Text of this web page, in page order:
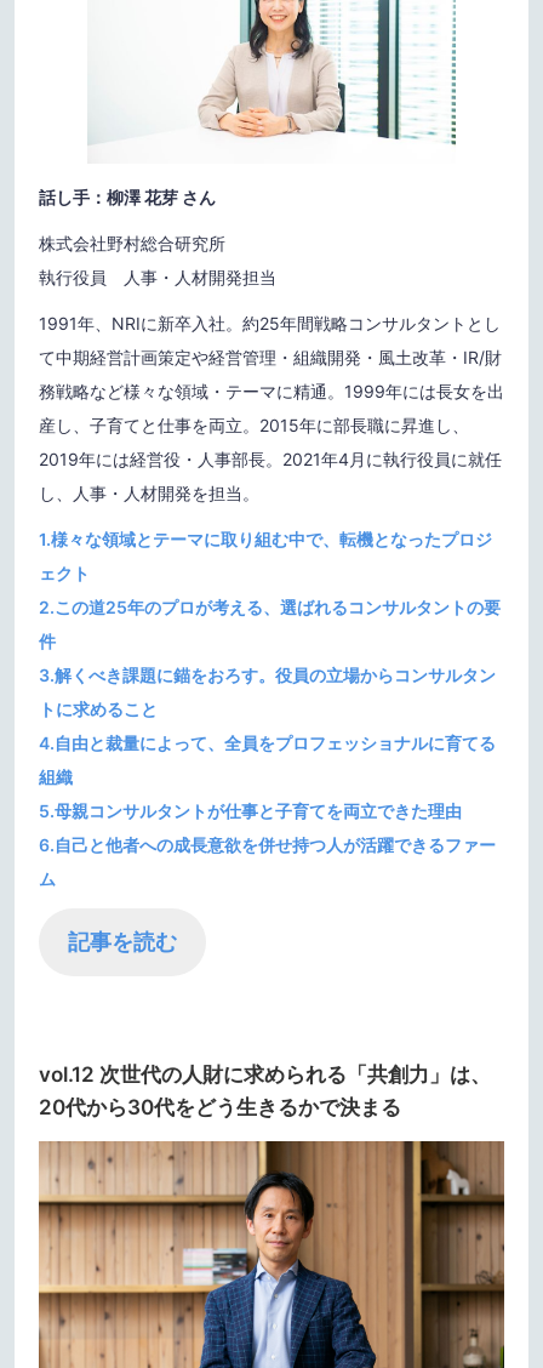
話し手：柳澤 花芽 さん
株式会社野村総合研究所
執行役員 人事・人材開発担当
1991年、NRIに新卒入社。約25年間戦略コンサルタントとし
て中期経営計画策定や経営管理・組織開発・風土改革・IR/財
務戦略など様々な領域・テーマに精通。1999年には長女を出
産し、子育てと仕事を両立。2015年に部長職に昇進し、
2019年には経営役・人事部長。2021年4月に執行役員に就任
し、人事・人材開発を担当。
1.様々な領域とテーマに取り組む中で、転機となったプロジ
ェクト
2.この道25年のプロが考える、選ばれるコンサルタントの要
件
3.解くべき課題に錨をおろす。役員の立場からコンサルタン
トに求めること
4.自由と裁量によって、全員をプロフェッショナルに育てる
組織
5.母親コンサルタントが仕事と子育てを両立できた理由
6.自己と他者への成長意欲を併せ持つ人が活躍できるファー
ム
記事を読む
vol.12 次世代の人財に求められる「共創力」は、
20代から30代をどう生きるかで決まる